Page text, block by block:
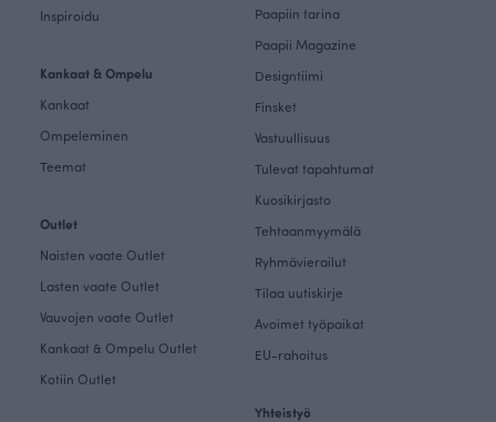
Inspiroidu
Kankaat & Ompelu
Kankaat
Ompeleminen
Teemat
Outlet
Naisten vaate Outlet
Lasten vaate Outlet
Vauvojen vaate Outlet
Kankaat & Ompelu Outlet
Kotiin Outlet
Paapiin tarina
Paapii Magazine
Designtiimi
Finsket
Vastuullisuus
Tulevat tapahtumat
Kuosikirjasto
Tehtaanmyymälä
Ryhmävierailut
Tilaa uutiskirje
Avoimet työpaikat
EU-rahoitus
Yhteistyö